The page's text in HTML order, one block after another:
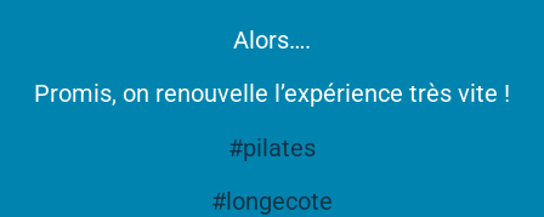
Alors….
Promis, on renouvelle l’expérience très vite !
#pilates
#longecote